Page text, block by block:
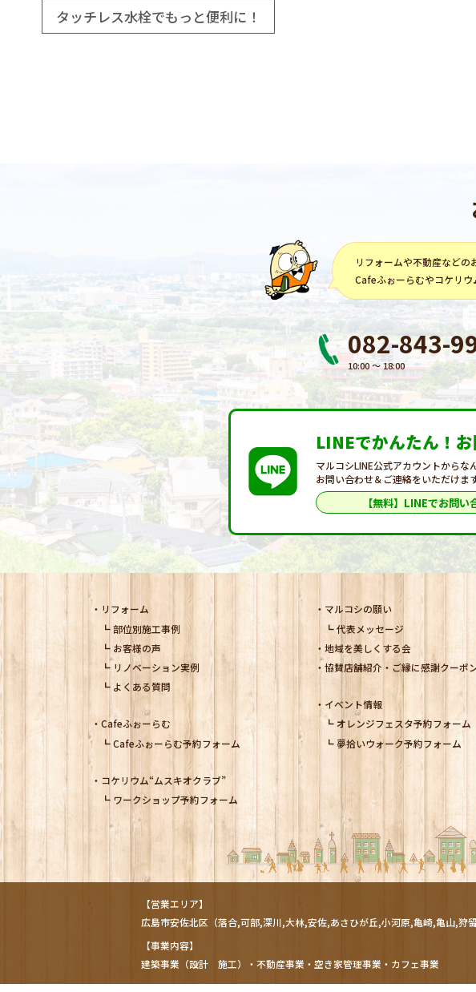
タッチレス水栓でもっと便利に！
リフォームや不動産などの
Cafeふぉーらむやコケリウ
082-843-
10:00 〜 18:00
LINEでかんたん！
マルコシLINE公式アカウントからな
お問い合わせ＆ご連絡をいただけま
【無料】LINEでお問い
リフォーム
部位別施工事例
お客様の声
リノベーション実例
よくある質問
Cafeふぉーらむ
Cafeふぉーらむ予約フォーム
コケリウム“ムスキオクラブ”
ワークショップ予約フォーム
マルコシの願い
代表メッセージ
地域を美しくする会
協賛店舗紹介・ご縁に感謝クーポ
イベント情報
オレンジフェスタ予約フォーム
夢拾いウォーク予約フォーム
【営業エリア】
広島市安佐北区 （落合,可部,深川,大林,安佐,あさひが丘,小河原,亀崎,亀山,狩
【事業内容】
建築事業（設計 施工）・不動産事業・空き家管理事業・カフェ事業